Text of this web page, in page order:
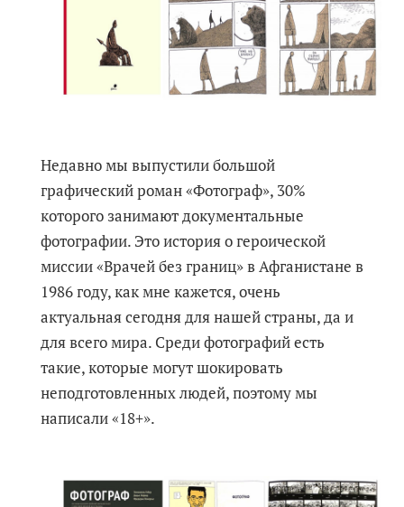
Недавно мы выпустили большой
графический роман «Фотограф», 30%
которого занимают документальные
фотографии. Это история о героической
миссии «Врачей без границ» в Афганистане в
1986 году, как мне кажется, очень
актуальная сегодня для нашей страны, да и
для всего мира. Среди фотографий есть
такие, которые могут шокировать
неподготовленных людей, поэтому мы
написали «18+».